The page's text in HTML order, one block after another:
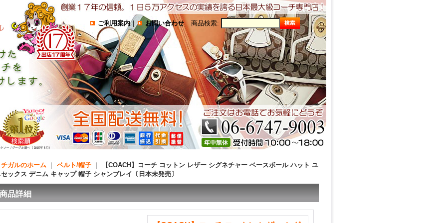
ご利用案内｜ お問い合わせ 商品検索:
ガルのホーム ベルト/帽子
【COACH】コーチ コットン レザー シグネチャー ベースボール ハット ユ
ックス デニム キャップ 帽子 シャンブレイ〔日本未発売〕
商品詳細